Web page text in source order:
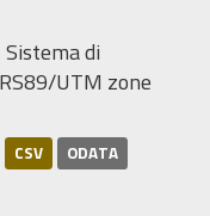
di
UTM zone
CSV ODATA